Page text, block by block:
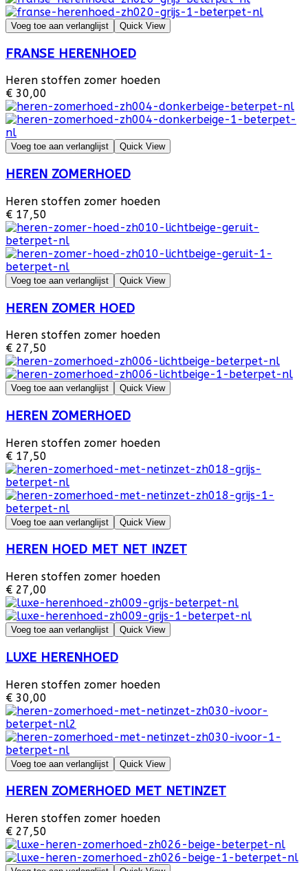
Voeg toe aan verlanglijst Quick View
FRANSE HERENHOED
Heren stoffen zomer hoeden
€ 30,00
Voeg toe aan verlanglijst Quick View
HEREN ZOMERHOED
Heren stoffen zomer hoeden
€ 17,50
Voeg toe aan verlanglijst Quick View
HEREN ZOMER HOED
Heren stoffen zomer hoeden
€ 27,50
Voeg toe aan verlanglijst Quick View
HEREN ZOMERHOED
Heren stoffen zomer hoeden
€ 17,50
Voeg toe aan verlanglijst Quick View
HEREN HOED MET NET INZET
Heren stoffen zomer hoeden
€ 27,00
Voeg toe aan verlanglijst Quick View
LUXE HERENHOED
Heren stoffen zomer hoeden
€ 30,00
Voeg toe aan verlanglijst Quick View
HEREN ZOMERHOED MET NETINZET
Heren stoffen zomer hoeden
€ 27,50